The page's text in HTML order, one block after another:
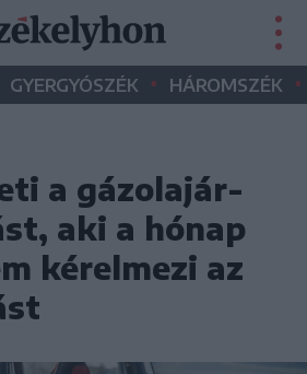
GYERGYÓSZÉK • HÁROMSZÉK •
a gázolajár-
aki a hónap
kérelmezi az